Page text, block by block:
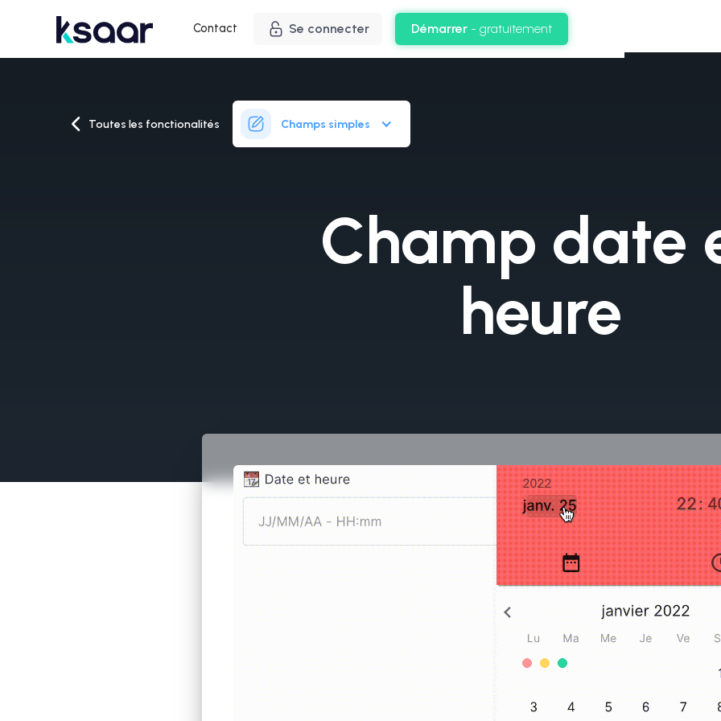
Contact Se connecter Démarrer - gratuitement
Toutes les fonctionalités Champs simples
Champ date
heure